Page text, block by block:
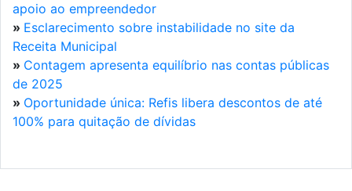
apoio ao empreendedor
» Esclarecimento sobre instabilidade no site da
Receita Municipal
» Contagem apresenta equilíbrio nas contas públicas
de 2025
» Oportunidade única: Refis libera descontos de até
100% para quitação de dívidas